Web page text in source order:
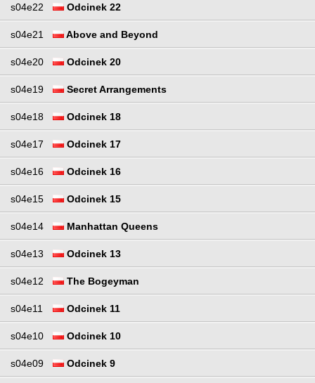
s04e22 Odcinek 22
s04e21 Above and Beyond
s04e20 Odcinek 20
s04e19 Secret Arrangements
s04e18 Odcinek 18
s04e17 Odcinek 17
s04e16 Odcinek 16
s04e15 Odcinek 15
s04e14 Manhattan Queens
s04e13 Odcinek 13
s04e12 The Bogeyman
s04e11 Odcinek 11
s04e10 Odcinek 10
s04e09 Odcinek 9